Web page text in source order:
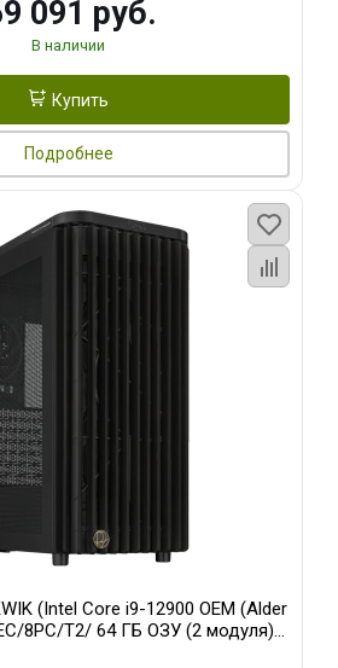
091 руб.
В наличии
Купить
Подробнее
(Intel Core i9-12900 OEM (Alder
8PC/T2/ 64 ГБ ОЗУ (2 модуля)/
3X OC 16GB GDDR7 256bit 3xDP